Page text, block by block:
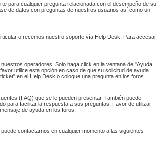
para cualquier pregunta relacionada con el desempeño de su
de datos con preguntas de nuestros usuarios así como un
ofrecemos nuestro soporte vía Help Desk. Para accesar
operadores. Solo haga click en la ventana de "Ayuda
utilice esta opción en caso de que su solicitud de ayuda
en el Help Desk o coloque una pregunta en los foros.
(FAQ) que se le pueden presentar. También puede
para facilitar la respuesta a sus preguntas. Favor de utilizar
de ayuda en los foros.
contactarnos en cualquier momento a las siguientes